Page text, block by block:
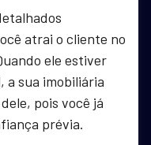
atrai o cliente no
ele estiver
a sua imobiliária
pois você já
prévia.